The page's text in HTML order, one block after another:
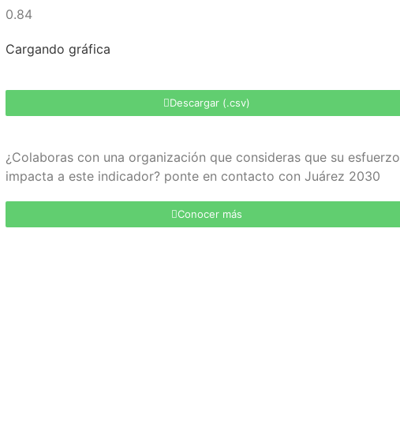
0.84
Cargando gráfica
Descargar (.csv)
¿Colaboras con una organización que consideras que su esfuerzo
impacta a este indicador? ponte en contacto con Juárez 2030
Conocer más